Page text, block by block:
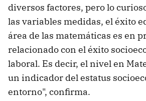
diversos factores, pero lo
las variables medidas, el éxito
área de las matemáticas es en
relacionado con el éxito
laboral. Es decir, el nivel en
un indicador del estatus
entorno", confirma.